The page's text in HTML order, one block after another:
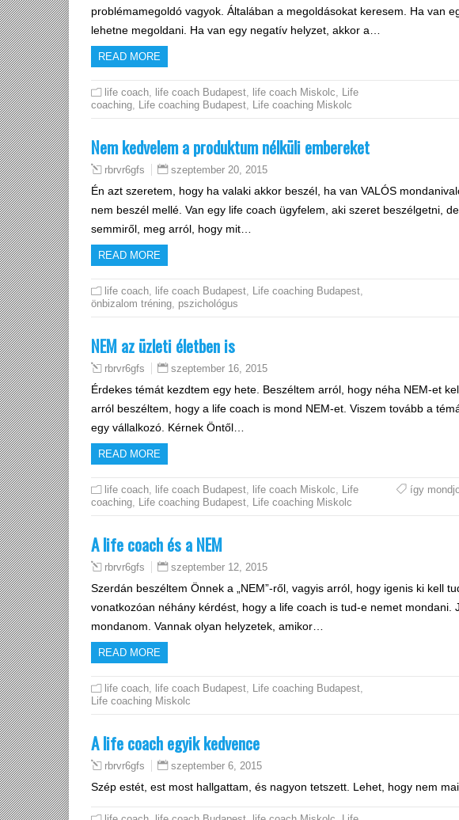
problémamegoldó vagyok. Általában a megoldásokat keresem. Ha van
lehetne megoldani. Ha van egy negatív helyzet, akkor a…
READ MORE
life coach, life coach Budapest, life coach Miskolc, Life
coaching, Life coaching Budapest, Life coaching Miskolc
Nem kedvelem a produktum nélküli embereket
rbrvr6gfs szeptember 20, 2015
Én azt szeretem, hogy ha valaki akkor beszél, ha van VALÓS
nem beszél mellé. Van egy life coach ügyfelem, aki szeret beszélgetni,
semmiről, meg arról, hogy mit…
READ MORE
life coach, life coach Budapest, Life coaching Budapest,
önbizalom tréning, pszichológus
NEM az üzleti életben is
rbrvr6gfs szeptember 16, 2015
Érdekes témát kezdtem egy hete. Beszéltem arról, hogy néha NEM-et
arról beszéltem, hogy a life coach is mond NEM-et. Viszem tovább a
egy vállalkozó. Kérnek Öntől…
READ MORE
life coach, life coach Budapest, life coach Miskolc, Life
coaching, Life coaching Budapest, Life coaching Miskolc
így
A life coach és a NEM
rbrvr6gfs szeptember 12, 2015
Szerdán beszéltem Önnek a „NEM”-ről, vagyis arról, hogy igenis ki kell
vonatkozóan néhány kérdést, hogy a life coach is tud-e nemet mondani.
mondanom. Vannak olyan helyzetek, amikor…
READ MORE
life coach, life coach Budapest, Life coaching Budapest,
Life coaching Miskolc
A life coach egyik kedvence
rbrvr6gfs szeptember 6, 2015
Szép estét, est most hallgattam, és nagyon tetszett. Lehet, hogy nem